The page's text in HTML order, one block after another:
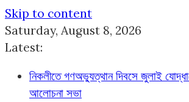
Skip to content
Saturday, August 8, 2026
Latest:
নিকলীতে গণঅভ্যুত্থান দিবসে জুলাই
আলোচনা সভা